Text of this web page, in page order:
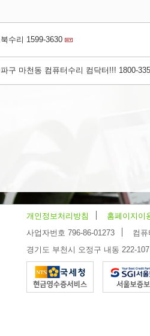
수리 1599-3630
구 마천동 컴퓨터수리 컴닥터!!! 1800-
개인정보처리방침 홈페이지이
사업자번호 796-86-01273
컴
경기도 부천시 오정구 내동 222-